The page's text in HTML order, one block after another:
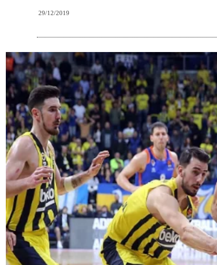
29/12/2019